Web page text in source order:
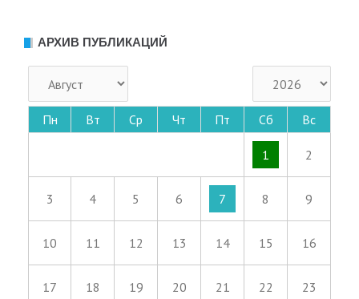
АРХИВ ПУБЛИКАЦИЙ
Пн Вт Ср Чт Пт Сб Вс
1 2
3 4 5 6 7 8 9
10 11 12 13 14 15 16
17 18 19 20 21 22 23